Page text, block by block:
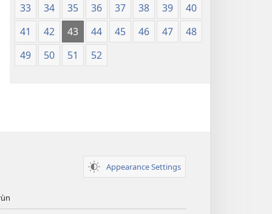
33
34 35 36 37 38 39
40
41
42 43 44 45 46 47
48
49
50 51 52
Appearance Settings